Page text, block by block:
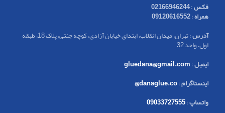
فکس:
02166946244
همراه:
09120616552
آدرس
: تهران، میدان انقلاب، ابتدای خیابان آزادی، کوچه جنتی، پلاک 18، طبقه
اول، واحد 32
ایمیل:
gluedana@gmail.com
اینستاگرام:
danaglue.co@
واتساپ:
09033727555